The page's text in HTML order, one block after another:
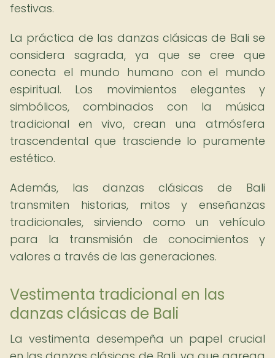
festivas.
La práctica de las danzas clásicas de Bali se
considera sagrada, ya que se cree que
conecta el mundo humano con el mundo
espiritual. Los movimientos elegantes y
simbólicos, combinados con la música
tradicional en vivo, crean una atmósfera
trascendental que trasciende lo puramente
estético.
Además, las danzas clásicas de Bali
transmiten historias, mitos y enseñanzas
tradicionales, sirviendo como un vehículo
para la transmisión de conocimientos y
valores a través de las generaciones.
Vestimenta tradicional en las
danzas clásicas de Bali
La vestimenta desempeña un papel crucial